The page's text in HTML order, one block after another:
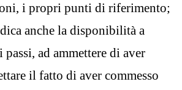
i propri punti di riferimento;
anche la disponibilità a
ad ammettere di aver
il fatto di aver commesso